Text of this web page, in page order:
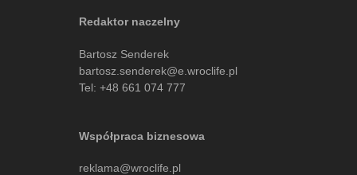
Redaktor naczelny
Bartosz Senderek
bartosz.senderek@e.wroclife.pl
Tel: +48 661 074 777
Współpraca biznesowa
reklama@wroclife.pl